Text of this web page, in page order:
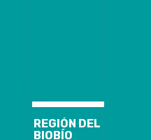
REGIÓN DEL
BIOBÍO